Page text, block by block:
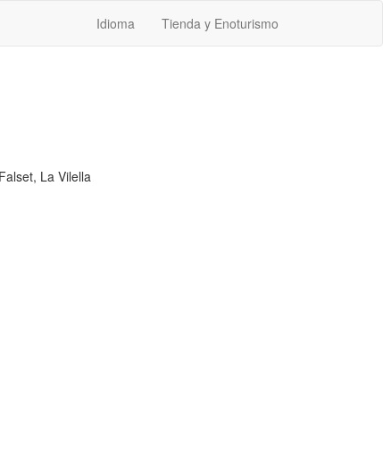
Idioma Tienda y Enoturismo
La Vilella